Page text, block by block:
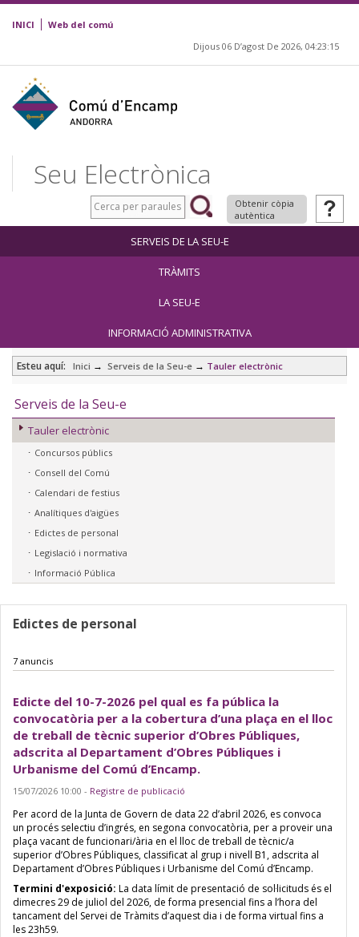
INICI
Web del comú
Dijous 06 D’agost De 2026, 04:23:16
Seu Electrònica
Obtenir còpia
autèntica
SERVEIS DE LA SEU-E
TRÀMITS
LA SEU-E
INFORMACIÓ ADMINISTRATIVA
Esteu aquí: Inici → Serveis de la Seu-e → Tauler electrònic
Serveis de la Seu-e
Tauler electrònic
Concursos públics
Consell del Comú
Calendari de festius
Analítiques d'aigües
Edictes de personal
Legislació i normativa
Informació Pública
Edictes de personal
7 anuncis
Edicte del 10-7-2026 pel qual es fa pública la
convocatòria per a la cobertura d’una plaça en el lloc
de treball de tècnic superior d’Obres Públiques,
adscrita al Departament d’Obres Públiques i
Urbanisme del Comú d’Encamp.
15/07/2026 10:00 - Registre de publicació
Per acord de la Junta de Govern de data 22 d’abril 2026, es convoca
un procés selectiu d’ingrés, en segona convocatòria, per a proveir una
plaça vacant de funcionari/ària en el lloc de treball de tècnic/a
superior d’Obres Públiques, classificat al grup i nivell B1, adscrita al
Departament d’Obres Públiques i Urbanisme del Comú d’Encamp.
Termini d'exposició: La data límit de presentació de sol·licituds és el
dimecres 29 de juliol del 2026, de forma presencial fins a l’hora del
tancament del Servei de Tràmits d’aquest dia i de forma virtual fins a
les 23h59.